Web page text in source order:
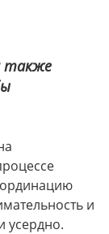
также
и
усердно.